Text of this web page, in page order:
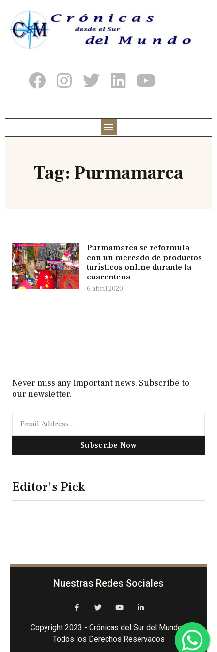
Tag: Purmamarca
Purmamarca se reformula
con un mercado de productos
turísticos online durante la
cuarentena
6 abril 2020
Never miss any important news. Subscribe to
our newsletter.
Subscribe Now
Editor's Pick
Nuestras Redes Sociales
Copyright 2023 - Crónicas del Sur del Mundo -
Todos los Derechos Reservados